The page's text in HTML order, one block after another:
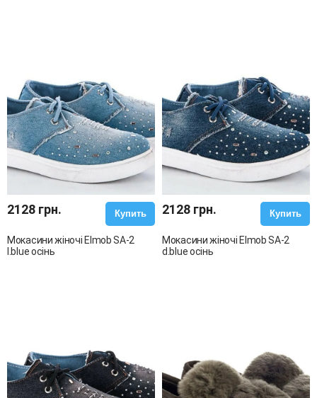
2128 грн. Купить
Мокасини жіночі Elmob SA-2
l.blue осінь
2128 грн. Купить
Мокасини жіночі Elmob SA-2
d.blue осінь